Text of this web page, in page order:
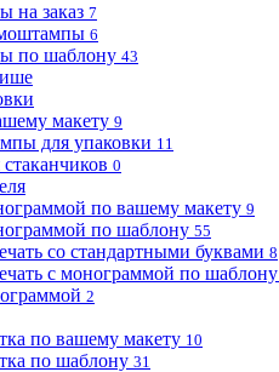
на заказ 7
6
по шаблону 43
макету 9
для упаковки 11
0
по вашему макету 9
по шаблону 55
со стандартными буквами 8
с монограммой по шаблону
2
по вашему макету 10
по шаблону 31